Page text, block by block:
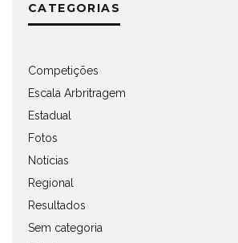
CATEGORIAS
Competições
Escala Arbritragem
Estadual
Fotos
Notícias
Regional
Resultados
Sem categoria